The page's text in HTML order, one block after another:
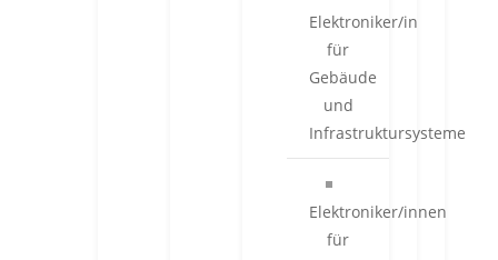
Elektroniker/in
für
Gebäude
und
Infrastruktursysteme
Elektroniker/innen
für